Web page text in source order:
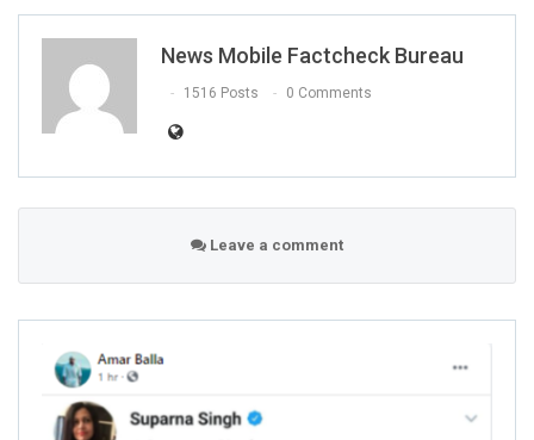
If you want to fact-check any story,
News Mobile Factcheck Bureau
1516 Posts 0 Comments
Leave a comment